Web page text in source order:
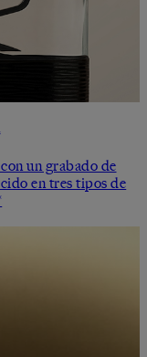
un grabado de
en tres tipos de